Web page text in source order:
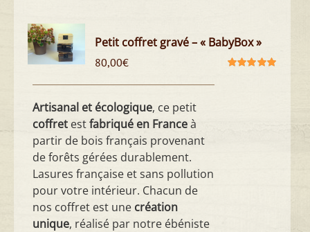
Petit coffret gravé – « BabyBox »
80,00€
Artisanal et écologique, ce petit
coffret estfabriqué en Franceà
partir de bois français provenant
de forêts gérées durablement.
Lasures française et sans pollution
pour votre intérieur. Chacun de
nos coffret est une création
unique, réalisé par notre ébéniste